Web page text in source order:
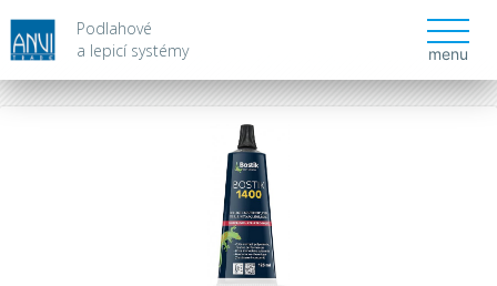
Podlahové
a lepicí systémy
menu